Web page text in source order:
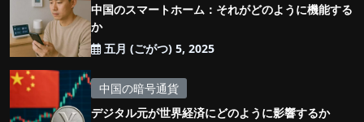
中国のスマートホーム：それがどのように機能する
か
五月 (ごがつ) 5, 2025
中国の暗号通貨
デジタル元が世界経済にどのように影響するか